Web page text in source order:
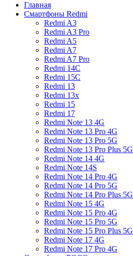
Главная
Смартфоны Redmi
Redmi A3
Redmi A3 Pro
Redmi A5
Redmi A7
Redmi A7 Pro
Redmi 14C
Redmi 15C
Redmi 13
Redmi 13x
Redmi 15
Redmi 17
Redmi Note 13 4G
Redmi Note 13 Pro 4G
Redmi Note 13 Pro 5G
Redmi Note 13 Pro Plus 5G
Redmi Note 14 4G
Redmi Note 14S
Redmi Note 14 Pro 4G
Redmi Note 14 Pro 5G
Redmi Note 14 Pro Plus 5G
Redmi Note 15 4G
Redmi Note 15 Pro 4G
Redmi Note 15 Pro 5G
Redmi Note 15 Pro Plus 5G
Redmi Note 17 4G
Redmi Note 17 Pro 4G